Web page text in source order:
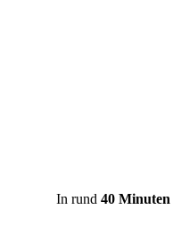
In rund 40 Minuten